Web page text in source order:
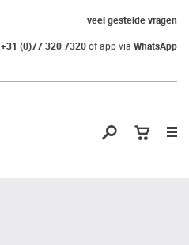
veel gestelde vragen
+31 (0)77 320 7320of app via WhatsApp